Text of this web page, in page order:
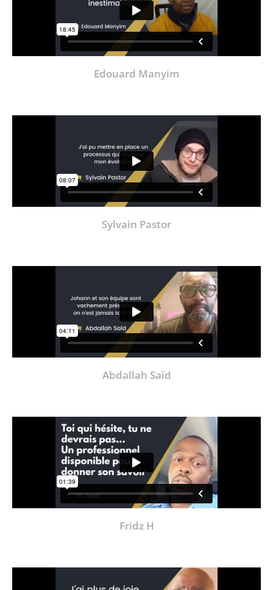
Edouard Manyim
Sylvain Pastor
Abdallah Saïd
Fridz H